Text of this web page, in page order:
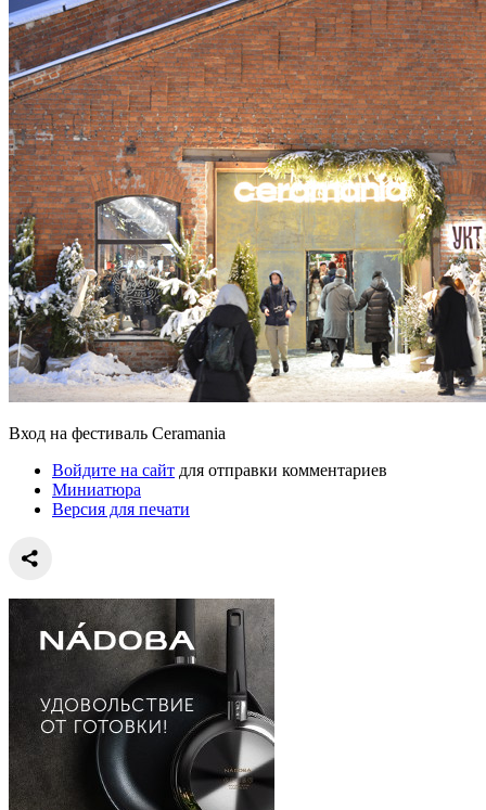
Вход на фестиваль Ceramania
Войдите на сайт для отправки комментариев
Миниатюра
Версия для печати